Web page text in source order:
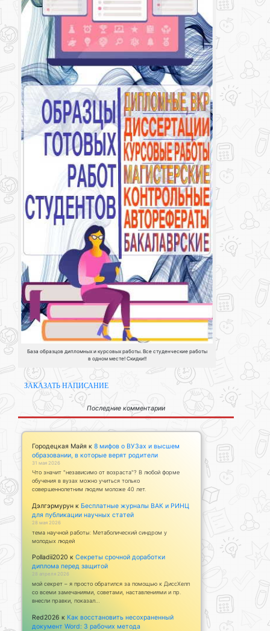
База образцов дипломных и курсовых работы. Все студенческие работы
в одном месте! Скидки!!
ЗАКАЗАТЬ НАПИСАНИЕ
Последние комментарии
Городецкая Майя к 8 мифов о ВУЗах и высшем
образовании, в которые верят родители
31 мая 2026
Что значит "независимо от возраста"? В любой форме
обучения в вузах можно учиться только
совершеннолетним людям моложе 40 лет.
Дэлгэрмурун к Бесплатные журналы ВАК и РИНЦ
для публикации научных статей
28 мая 2026
тема научной работы: Метаболический синдром у
молодых людей
Polladii2020 к Секреты срочной доработки
диплома перед защитой
28 апреля 2026
мой секрет – я просто обратился за помощью к ДиссХелп
со всеми замечаниями, советами, наставлениями и пр.
внесли правки, показал…
Red2026 к Как восстановить несохраненный
документ Word: 3 рабочих метода